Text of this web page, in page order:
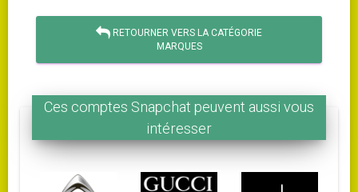
RETOURNER VERS LA CATÉGORIE
MARQUES
Ces comptes Snapchat peuvent aussi vous
intéresser